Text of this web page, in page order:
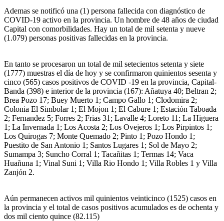
Ademas se notificó una (1) persona fallecida con diagnóstico de
COVID-19 activo en la provincia. Un hombre de 48 años de ciudad
Capital con comorbilidades. Hay un total de mil setenta y nueve
(1.079) personas positivas fallecidas en la provincia.
En tanto se procesaron un total de mil setecientos setenta y siete
(1777) muestras el día de hoy y se confirmaron quinientos sesenta y
cinco (565) casos positivos de COVID -19 en la provincia, Capital-
Banda (398) e interior de la provincia (167): Añatuya 40; Beltran 2;
Brea Pozo 17; Buey Muerto 1; Campo Gallo 1; Clodomira 2;
Colonia El Simbolar 1; El Mojon 1; El Cabure 1; Estación Taboada
2; Fernandez 5; Forres 2; Frias 31; Lavalle 4; Loreto 11; La Higuera
1; La Invernada 1; Los Acosta 2; Los Ovejeros 1; Los Pirpintos 1;
Los Quirogas 7; Monte Quemado 2; Pinto 1; Pozo Hondo 1;
Puestito de San Antonio 1; Santos Lugares 1; Sol de Mayo 2;
Sumampa 3; Suncho Corral 1; Tacañitas 1; Termas 14; Vaca
Huañuna 1; Vinal Suni 1; Villa Rio Hondo 1; Villa Robles 1 y Villa
Zanjón 2.
Aún permanecen activos mil quinientos veinticinco (1525) casos en
la provincia y el total de casos positivos acumulados es de ochenta y
dos mil ciento quince (82.115)